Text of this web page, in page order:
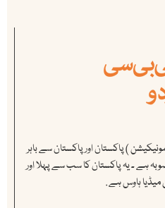
) پاکستان اور پاکستان سے باہر
ہے ۔ یہ پاکستان کا سب سے پہلا اور
ہاوس ہے .